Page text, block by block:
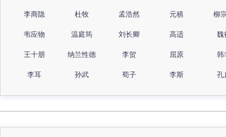
李商隐 杜牧 孟浩然 元稹 柳
韦应物 温庭筠 刘长卿 高适 魏
王十朋 纳兰性德 李贺 屈原 韩
李耳 孙武 荀子 李斯 孔